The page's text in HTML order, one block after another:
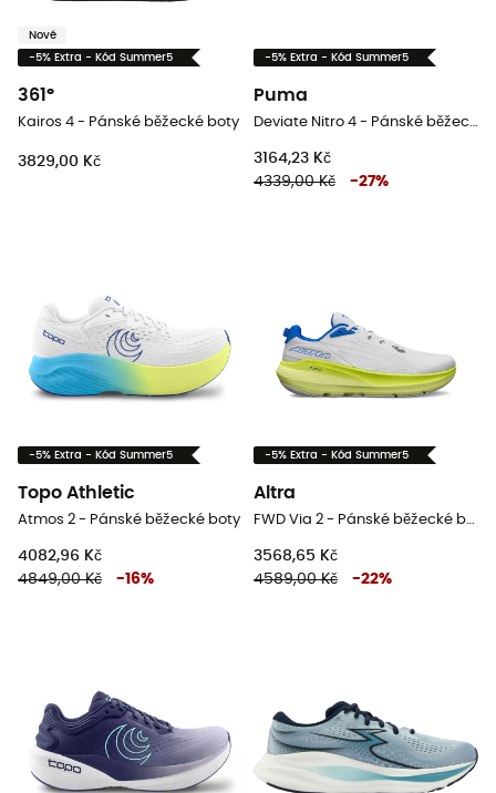
Nové
-5% Extra - Kód Summer5
361°
Kairos 4 - Pánské běžecké boty
3829,00 Kč
-5% Extra - Kód Summer5
Puma
Deviate Nitro 4 - Pánské běžecké boty
3164,23 Kč
4339,00 Kč
-27%
-5% Extra - Kód Summer5
Topo Athletic
Atmos 2 - Pánské běžecké boty
4082,96 Kč
4849,00 Kč
-16%
-5% Extra - Kód Summer5
Altra
FWD Via 2 - Pánské běžecké boty
3568,65 Kč
4589,00 Kč
-22%